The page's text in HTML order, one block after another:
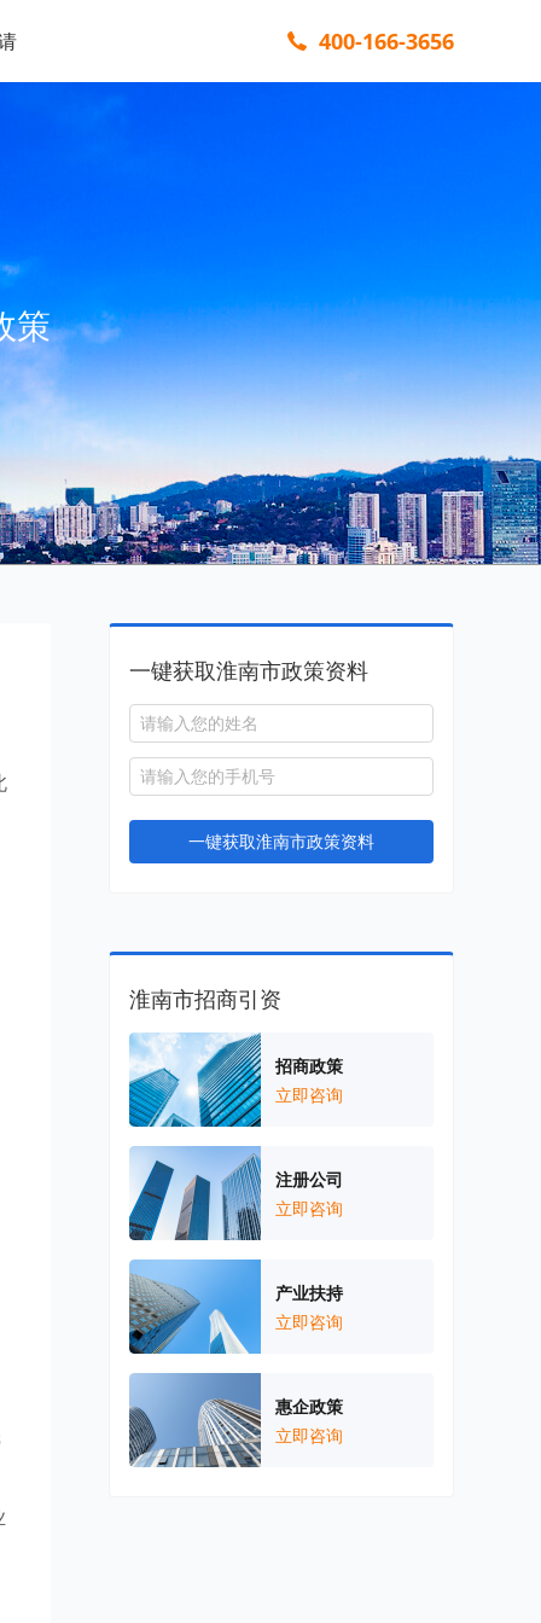
400-166-3656
策
一键获取淮南市政策资料
一键获取淮南市政策资料
淮南市招商引资
招商政策
立即咨询
注册公司
立即咨询
产业扶持
立即咨询
惠企政策
立即咨询